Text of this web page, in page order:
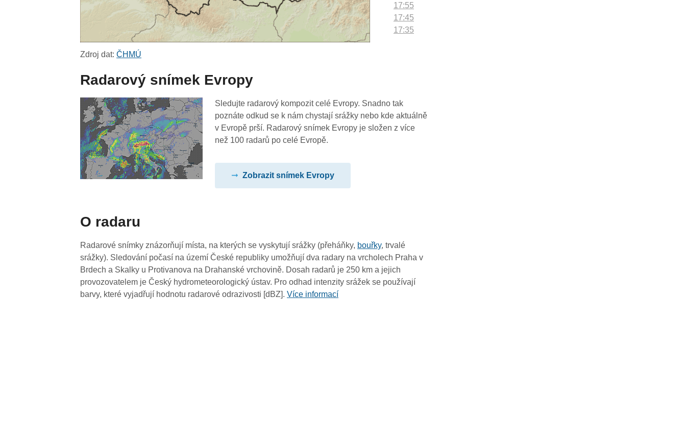
17:55
17:45
17:35
16:35
16:25
16:15
14:35
14:25
14:15
14:05
Zdroj dat:ČHMÚ
Radarový snímek Evropy
Sledujte radarový kompozit celé Evropy. Snadno tak
poznáte odkud se k nám chystají srážky nebo kde aktuálně
v Evropě prší. Radarový snímek Evropy je složen z více
než 100 radarů po celé Evropě.
Zobrazit snímek Evropy
O radaru
Radarové snímky znázorňují místa, na kterých se vyskytují srážky (přeháňky, bouřky, trvalé
srážky). Sledování počasí na území České republiky umožňují dva radary na vrcholech Praha v
Brdech a Skalky u Protivanova na Drahanské vrchovině. Dosah radarů je 250 km a jejich
provozovatelem je Český hydrometeorologický ústav. Pro odhad intenzity srážek se používají
barvy, které vyjadřují hodnotu radarové odrazivosti [dBZ].Více informací